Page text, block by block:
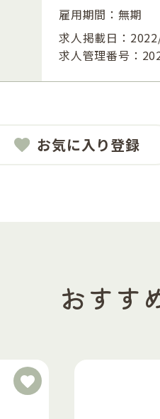
雇用期間：無期
求人掲載日：
求人管理番号：
お気に入り登録
おすす